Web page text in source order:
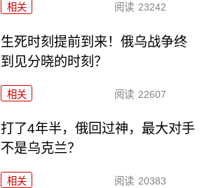
相关 阅读 23242
生死时刻提前到来！俄乌战争终
到见分晓的时刻？
相关 阅读 22607
打了4年半，俄回过神，最大对手
不是乌克兰？
相关 阅读 20383